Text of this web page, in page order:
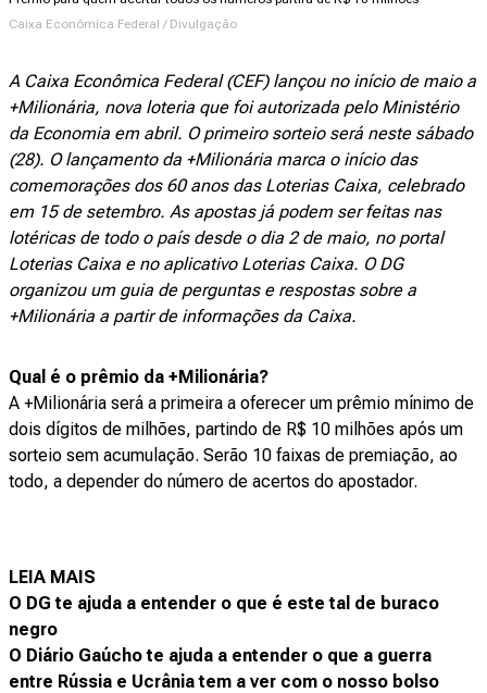
Caixa Econômica Federal / Divulgação
A Caixa Econômica Federal (CEF) lançou no início de maio a
+Milionária, nova loteria que foi autorizada pelo Ministério
da Economia em abril. O primeiro sorteio será neste sábado
(28). O lançamento da +Milionária marca o início das
comemorações dos 60 anos das Loterias Caixa, celebrado
em 15 de setembro. As apostas já podem ser feitas nas
lotéricas de todo o país desde o dia 2 de maio, no portal
Loterias Caixa e no aplicativo Loterias Caixa. O DG
organizou um guia de perguntas e respostas sobre a
+Milionária a partir de informações da Caixa.
Qual é o prêmio da +Milionária?
A +Milionária será a primeira a oferecer um prêmio mínimo de
dois dígitos de milhões, partindo de R$ 10 milhões após um
sorteio sem acumulação. Serão 10 faixas de premiação, ao
todo, a depender do número de acertos do apostador.
LEIA MAIS
O DG te ajuda a entender o que é este tal de buraco
negro
O Diário Gaúcho te ajuda a entender o que a guerra
entre Rússia e Ucrânia tem a ver com o nosso bolso